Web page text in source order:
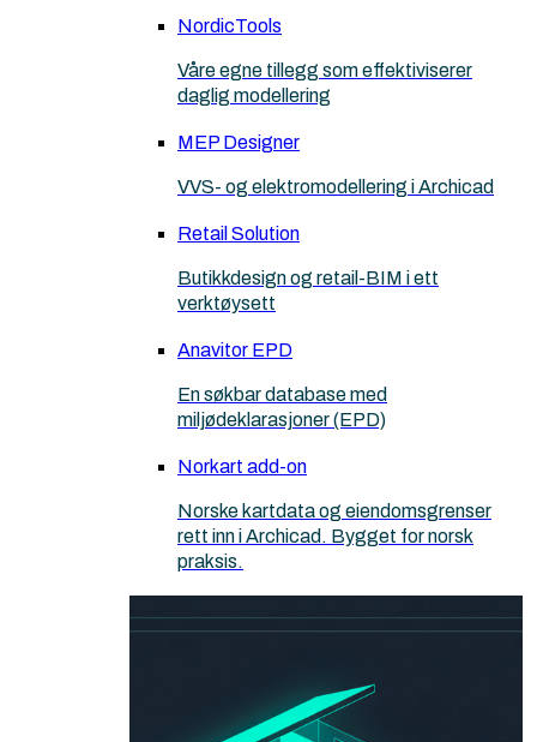
NordicTools
Våre egne tillegg som effektiviserer
daglig modellering
MEP Designer
VVS- og elektromodellering i Archicad
Retail Solution
Butikkdesign og retail-BIM i ett
verktøysett
Anavitor EPD
En søkbar database med
miljødeklarasjoner (EPD)
Norkart add-on
Norske kartdata og eiendomsgrenser
rett inn i Archicad. Bygget for norsk
praksis.